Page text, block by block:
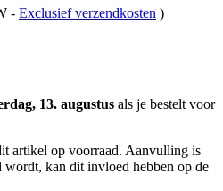
- Exclusief verzendkosten )
13. augustus als je bestelt voor
artikel op voorraad. Aanvulling is
wordt, kan dit invloed hebben op de